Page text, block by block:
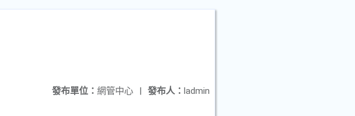
發布人： ladmin
發布單位： 網管中心 |